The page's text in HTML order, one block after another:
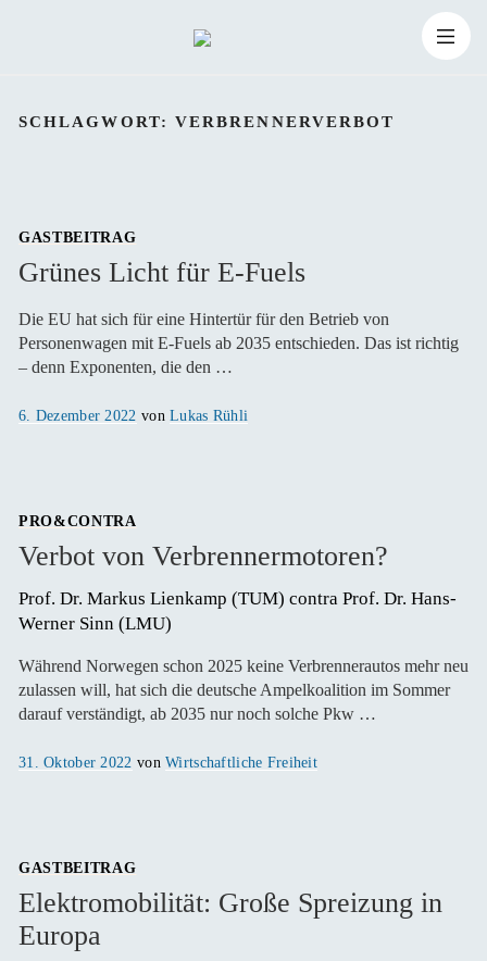
Inhalt
nach:
Suchen
SCHLAGWORT: VERBRENNERVERBOT
GASTBEITRAG
Grünes Licht für E-Fuels
Die EU hat sich für eine Hintertür für den Betrieb von
Personenwagen mit E-Fuels ab 2035 entschieden. Das ist richtig
– denn Exponenten, die den …
Veröffentlicht
6. Dezember 2022 vonLukas Rühli
PRO&CONTRA
Verbot von Verbrennermotoren?
Prof. Dr. Markus Lienkamp (TUM) contra Prof. Dr. Hans-
Werner Sinn (LMU)
Während Norwegen schon 2025 keine Verbrennerautos mehr neu
zulassen will, hat sich die deutsche Ampelkoalition im Sommer
darauf verständigt, ab 2035 nur noch solche Pkw …
Veröffentlicht
31. Oktober 2022 vonWirtschaftliche Freiheit
GASTBEITRAG
Elektromobilität: Große Spreizung in
Europa